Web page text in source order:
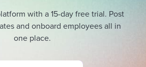
with a 15-day free trial. Post
and onboard employees all in
one place.